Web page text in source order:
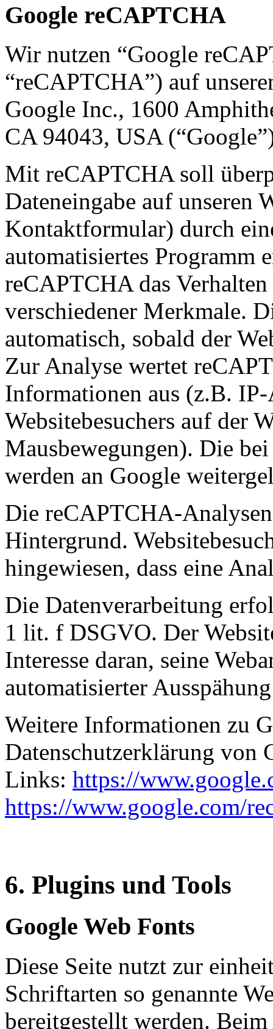
Google reCAPTCHA
Wir nutzen “Google
“reCAPTCHA”) auf
Google Inc., 1600
CA 94043, USA
Mit reCAPTCHA soll
Dateneingabe auf unseren
Kontaktformular) durch
automatisiertes Programm
reCAPTCHA das Verhalten
verschiedener Merkmale.
automatisch, sobald der
Zur Analyse wertet
Informationen aus (z.B.
Websitebesuchers auf der
Mausbewegungen). Die
werden an Google
Die reCAPTCHA-
Hintergrund.
hingewiesen, dass eine
Die Datenverarbeitung
1 lit. f DSGVO. Der
Interesse daran, seine
automatisierter
Weitere Informationen zu
Datenschutzerklärung von
Links: https://
https://www.google.com/
6. Plugins und Tools
Google Web Fonts
Diese Seite nutzt zur
Schriftarten so genannte
bereitgestellt werden.